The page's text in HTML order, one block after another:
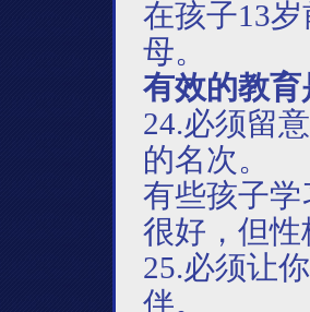
在孩子13
母。
有效的教
24.必须留
的名次。
有些孩子
很好，但
25.必须让
伴。